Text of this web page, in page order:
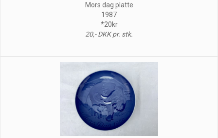
Mors dag platte
1987
*20kr
20,- DKK pr. stk.